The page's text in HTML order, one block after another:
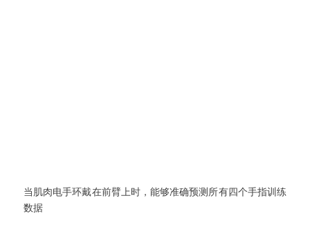
当肌肉电手环戴在前臂上时，能够准确预测所有四个手指训练
数据